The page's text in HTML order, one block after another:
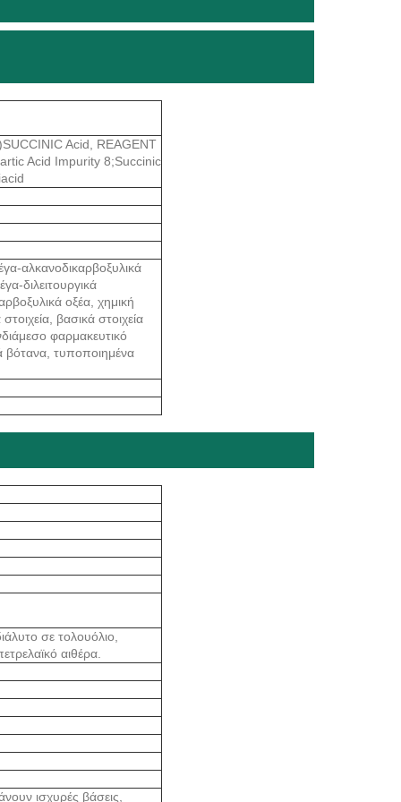
Acid, REAGENT
Acid Impurity 8;Succinic
αλκανοδικαρβοξυλικά
διλειτουργικά
οξέα, χημική
βασικά στοιχεία
φαρμακευτικό
βότανα, τυποποιημένα
σε τολουόλιο,
αιθέρα.
ισχυρές βάσεις,